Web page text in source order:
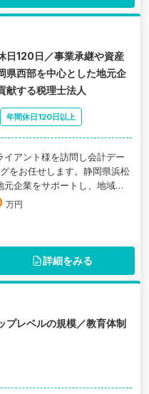
日120日／事業承継や資産
西部を中心とした地元企
献する税理士法人
年間休日120日以上
アント様を訪問し会計デー
をお任せします。静岡県浜松
企業をサポートし、地域の
す。
万円
詳細をみる
プレベルの規模／教育体制